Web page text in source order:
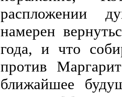
распложении
намерен
года, и что
против
ближайшее